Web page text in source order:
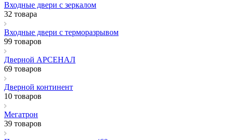
Входные двери с зеркалом
32 товара
Входные двери с терморазрывом
99 товаров
Дверной АРСЕНАЛ
69 товаров
Дверной континент
10 товаров
Мегатрон
39 товаров